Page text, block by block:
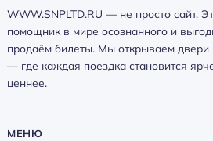
WWW.SNPLTD.RU — не просто сайт.
помощник в мире осознанного и
продаём билеты. Мы открываем двери
— где каждая поездка становится
ценнее.
МЕНЮ